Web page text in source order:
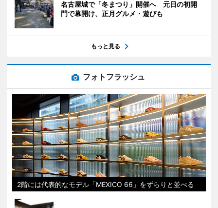
名古屋城で「冬まつり」開催へ 元日の初開
門で幕開け、正月グルメ・遊びも
もっと見る
フォトフラッシュ
2階には代表的なモデル「MEXICO 66」をずらりと並べる